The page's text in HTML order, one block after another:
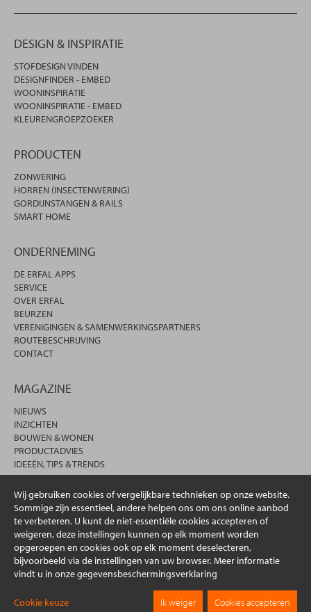
Wij gebruiken cookies of vergelijkbare technieken op onze website.
Sommige zijn essentieel, andere helpen ons om ons online aanbod
te verbeteren. U kunt de niet-essentiële cookies accepteren of
weigeren, deze instellingen kunnen op elk moment worden
opgeroepen en cookies ook op elk moment deselecteren,
bijvoorbeeld via de instellingen van uw browser. Meer informatie
vindt u in onze gegevensbeschermingsverklaring
Cookie keuze Ik weiger Cookies accepteren
DESIGN & INSPIRATIE
STOFDESIGN VINDEN
DESIGNFINDER - EMBED
WOONINSPIRATIE
WOONINSPIRATIE - EMBED
KLEURENGROEPZOEKER
PRODUCTEN
ZONWERING
HORREN (INSECTENWERING)
GORDIJNSTANGEN & RAILS
SMART HOME
ONDERNEMING
DE ERFAL APPS
SERVICE
OVER ERFAL
BEURZEN
VERENIGINGEN & SAMENWERKINGSPARTNERS
ROUTEBESCHRIJVING
CONTACT
MAGAZINE
NIEUWS
INZICHTEN
BOUWEN & WONEN
PRODUCTADVIES
IDEEËN, TIPS & TRENDS